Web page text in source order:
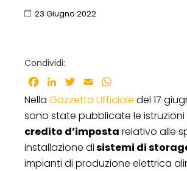
23 Giugno 2022
Condividi:
Facebook
LinkedInTwitter
Email
Nella Gazzetta Ufficiale del 17
sono state pubblicate le istruzioni
credito d’imposta relativo alle
installazione disistemi di
impianti di produzione elettrica